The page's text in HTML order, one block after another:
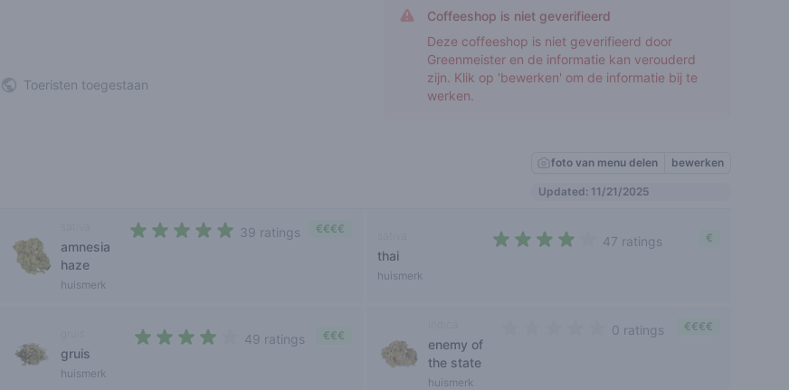
Toeristen toegestaan
Coffeeshop is niet geverifieerd
Deze coffeeshop is niet geverifieerd door
Greenmeister en de informatie kan verouderd
zijn. Klik op 'bewerken' om de informatie bij te
werken.
foto van menu delen bewerken
Updated: 11/21/2025
amnesia
haze
huismerk
39 ratings €€€€
thai
huismerk
47 ratings €
gruis
huismerk
49 ratings €€€
enemy of
the state
huismerk
0 ratings €€€€